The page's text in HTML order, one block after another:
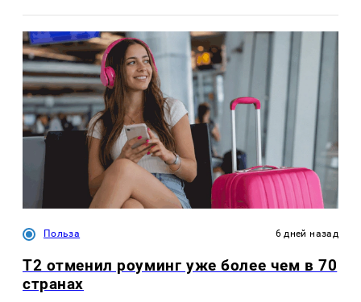
Польза 6 дней назад
Т2 отменил роуминг уже более чем в 70
странах